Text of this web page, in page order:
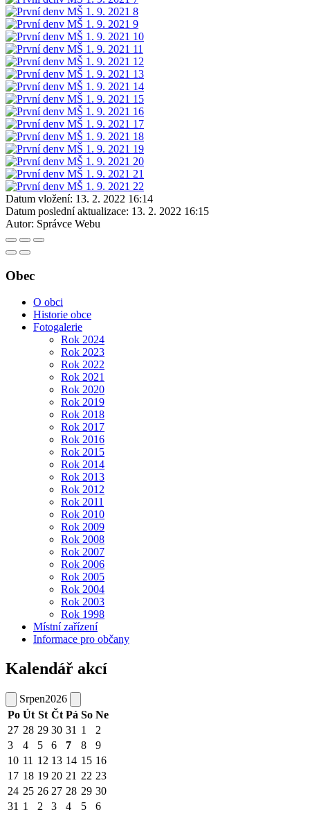
Datum vložení: 13. 2. 2022 16:14
Datum poslední aktualizace: 13. 2. 2022 16:15
Autor: Správce Webu
Obec
O obci
Historie obce
Fotogalerie
Rok 2024
Rok 2023
Rok 2022
Rok 2021
Rok 2020
Rok 2019
Rok 2018
Rok 2017
Rok 2016
Rok 2015
Rok 2014
Rok 2013
Rok 2012
Rok 2011
Rok 2010
Rok 2009
Rok 2008
Rok 2007
Rok 2006
Rok 2005
Rok 2004
Rok 2003
Rok 1998
Místní zařízení
Informace pro občany
Kalendář akcí
Srpen2026
Po Út St Čt Pá So Ne
27 28 29 30 31 1
2
3
4 5 6 7 8
9
10 11 12 13 14 15 16
17 18 19 20 21 22 23
24 25 26 27 28 29 30
31 1 2 3 4 5 6